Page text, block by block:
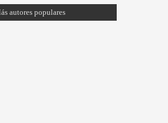
autores populares